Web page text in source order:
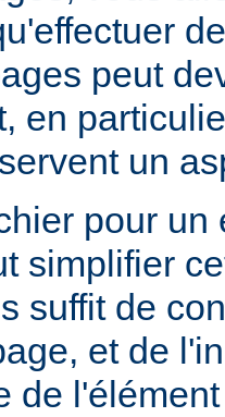
peut
en
un
pour
simplifier
suffit de
et de
de